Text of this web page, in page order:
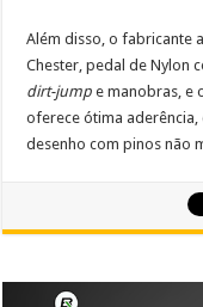
Além disso, o fabricante
Chester, pedal de Nylon
dirt-jump e manobras, e
oferece ótima aderência,
desenho com pinos não